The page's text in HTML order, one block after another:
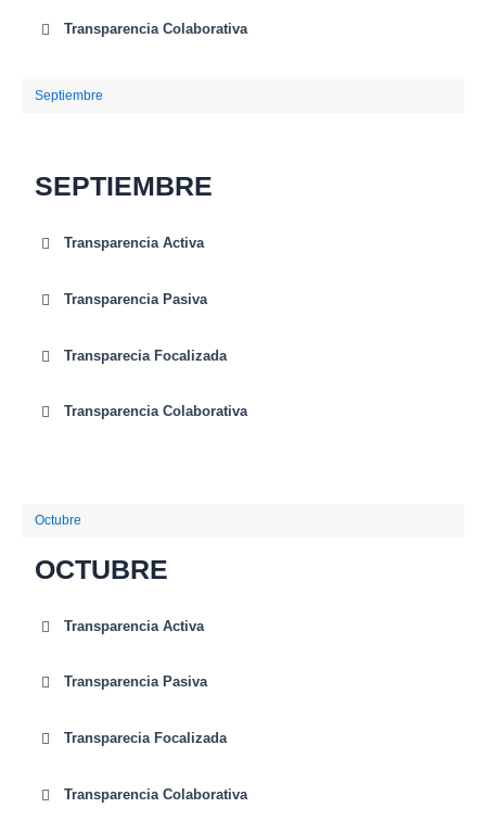
Transparencia Colaborativa
Septiembre
SEPTIEMBRE
Transparencia Activa
Transparencia Pasiva
Transparecia Focalizada
Transparencia Colaborativa
Octubre
OCTUBRE
Transparencia Activa
Transparencia Pasiva
Transparecia Focalizada
Transparencia Colaborativa